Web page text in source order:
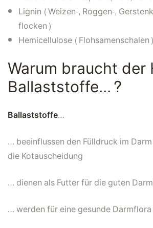
Lignin (Weizen-, Roggen-,
flocken)
Hemicellulose (Flohsamenschalen)
Warum braucht der
Ballaststoffe...?
Ballaststoffe…
… beeinflussen den Fülldruck im
die Kotauscheidung
… dienen als Futter für die guten
… werden für eine gesunde